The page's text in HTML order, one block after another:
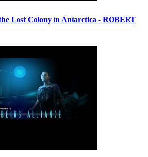
Lost Colony in Antarctica - ROBERT